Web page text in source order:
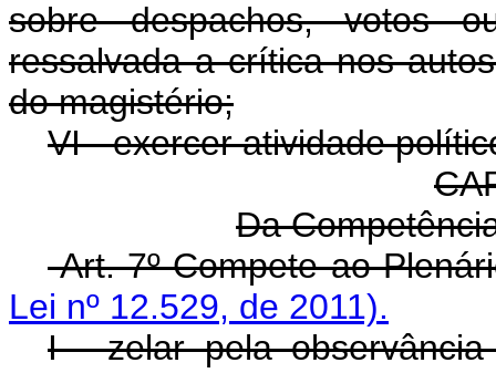
sobre despachos, votos
ressalvada a crítica nos
do magistério;
VI - exercer atividade
Da
Art. 7º Compete ao
Lei nº 12.529, de 2011).
I - zelar pela